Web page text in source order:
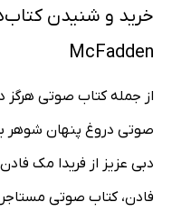
McFadden
از جمله کتاب صوتی هرگز
صوتی دروغ پنهان شوهر
دبی عزیز از فریدا مک
فادن، کتاب صوتی